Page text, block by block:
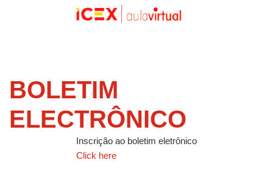
BOLETIM
ELECTRÔNICO
Inscrição ao boletim eletrônico
Click here